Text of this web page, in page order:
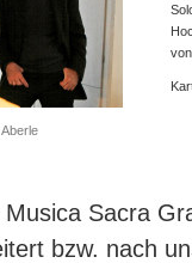
Sacra
bzw. nach